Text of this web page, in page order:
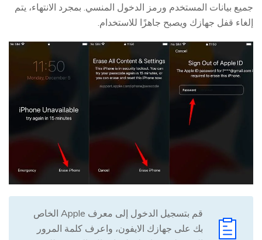
جميع بيانات المستخدم ورمز الدخول المنسي. بمجرد الانتهاء، يتم
إلغاء قفل جهازك ويصبح جاهزًا للاستخدام.
قم بتسجيل الدخول إلى معرف Apple الخاص
بك على جهازك الايفون، واعرف كلمة المرور